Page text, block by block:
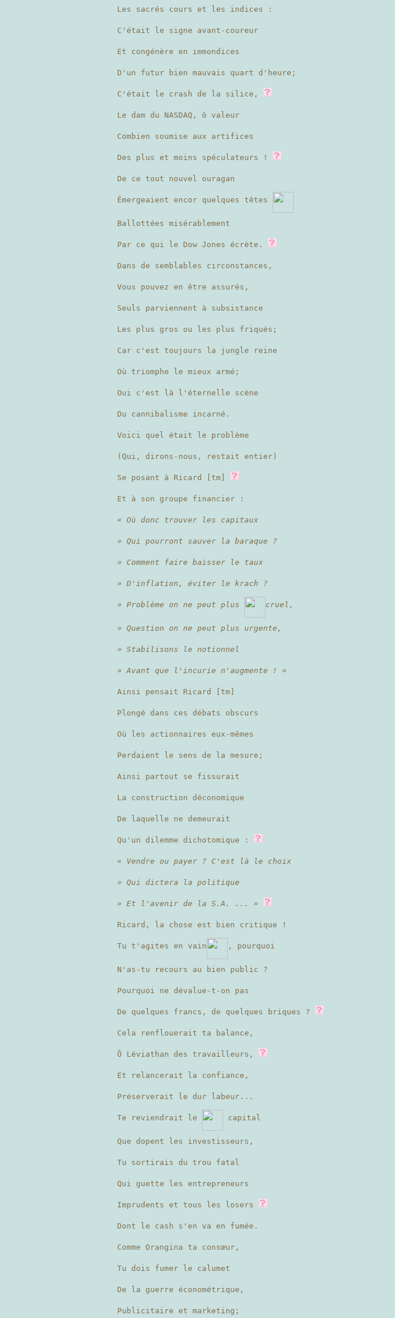
Les sacrés cours et les indices :
C'était le signe avant-coureur
Et congénère en immondices
D'un futur bien mauvais quart d'heure;
C'était le crash de la silice,
Le dam du NASDAQ, ô valeur
Combien soumise aux artifices
Des plus et moins spéculateurs !
De ce tout nouvel ouragan
Émergeaient encor quelques têtes
Ballottées misérablement
Par ce qui le Dow Jones écrète.
Dans de semblables circonstances,
Vous pouvez en être assurés,
Seuls parviennent à subsistance
Les plus gros ou les plus friqués;
Car c'est toujours la jungle reine
Où triomphe le mieux armé;
Oui c'est là l'éternelle scène
Du cannibalisme incarné.
Voici quel était le problème
(Qui, dirons-nous, restait entier)
Se posant à Ricard [tm]
Et à son groupe financier :
« Où donc trouver les capitaux
» Qui pourront sauver la baraque ?
» Comment faire baisser le taux
» D'inflation, éviter le krach ?
» Problème on ne peut plus cruel,
» Question on ne peut plus urgente,
» Stabilisons le notionnel
» Avant que l'incurie n'augmente ! »
Ainsi pensait Ricard [tm]
Plongé dans ces débats obscurs
Où les actionnaires eux-mêmes
Perdaient le sens de la mesure;
Ainsi partout se fissurait
La construction déconomique
De laquelle ne demeurait
Qu'un dilemme dichotomique :
« Vendre ou payer ? C'est là le choix
» Qui dictera la politique
» Et l'avenir de la S.A. ... »
Ricard, la chose est bien critique !
Tu t'agites en vain , pourquoi
N'as-tu recours au bien public ?
Pourquoi ne dévalue-t-on pas
De quelques francs, de quelques briques ?
Cela renflouerait ta balance,
Ô Léviathan des travailleurs,
Et relancerait la confiance,
Préserverait le dur labeur...
Te reviendrait le capital
Que dopent les investisseurs,
Tu sortirais du trou fatal
Qui guette les entrepreneurs
Imprudents et tous les losers
Dont le cash s'en va en fumée.
Comme Orangina ta consœur,
Tu dois fumer le calumet
De la guerre économétrique,
Publicitaire et marketing;